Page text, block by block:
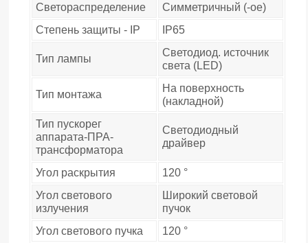
Светораспределение
Симметричный (-ое)
Степень защиты - IP
IP65
Тип лампы
Светодиод. источник
света (LED)
Тип монтажа
На поверхность
(накладной)
Тип пускорег
аппарата-ПРА-
трансформатора
Светодиодный
драйвер
Угол раскрытия
120 °
Угол светового
излучения
Широкий световой
пучок
Угол светового пучка
120 °